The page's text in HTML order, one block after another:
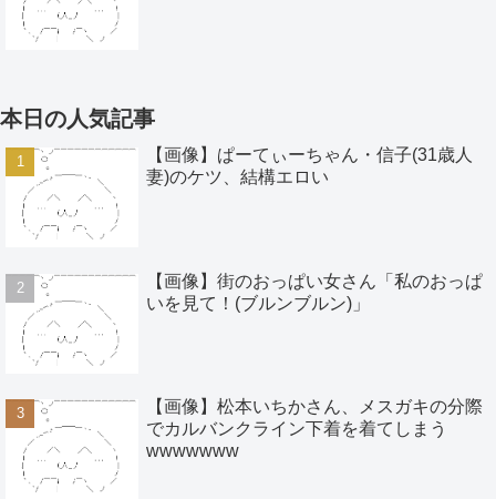
本日の人気記事
【画像】ぱーてぃーちゃん・信子(31歳人
妻)のケツ、結構エロい
【画像】街のおっぱい女さん「私のおっぱ
いを見て！(ブルンブルン)」
【画像】松本いちかさん、メスガキの分際
でカルバンクライン下着を着てしまう
wwwwwww